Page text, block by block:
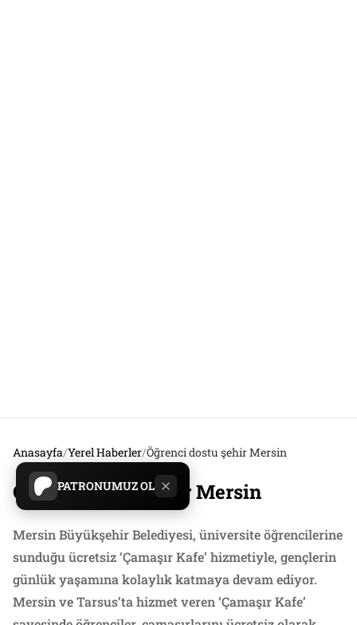
PATRONUMUZ OL
Anasayfa/Yerel Haberler/Öğrenci dostu şehir Mersin
Öğrenci dostu şehir Mersin
Mersin Büyükşehir Belediyesi, üniversite öğrencilerine
sunduğu ücretsiz ‘Çamaşır Kafe’ hizmetiyle, gençlerin
günlük yaşamına kolaylık katmaya devam ediyor.
Mersin ve Tarsus’ta hizmet veren ‘Çamaşır Kafe’